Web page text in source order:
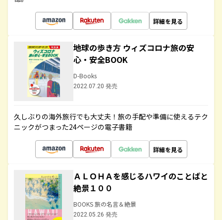
詳細を見る
地球の歩き方 ウィズコロナ旅の安
心・安全BOOK
D-Books
2022.07.20 発売
久しぶりの海外旅行でも大丈夫！旅の手配や準備に使えるテク
ニックがつまった24ページの電子書籍
詳細を見る
ＡＬＯＨＡを感じるハワイのことばと
絶景１００
BOOKS 旅の名言＆絶景
2022.05.26 発売